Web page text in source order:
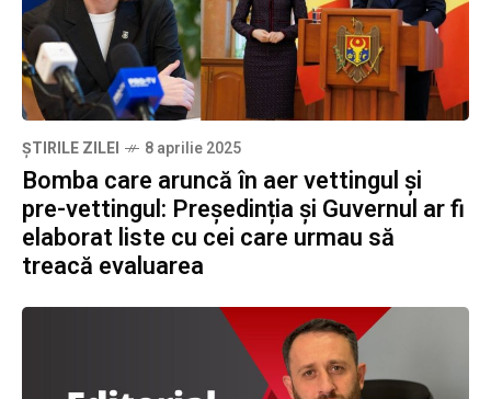
ȘTIRILE ZILEI 8 aprilie 2025
Bomba care aruncă în aer vettingul și
pre-vettingul: Președinția și Guvernul ar fi
elaborat liste cu cei care urmau să
treacă evaluarea